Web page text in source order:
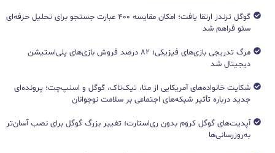
گوگل ترندز ارتقا یافت؛ امکان مقایسه ۴۰۰ عبارت جستجو برای تحلیل حرفه‌ای
سئو فراهم شد
مرگ تدریجی بازی‌های فیزیکی؛ ۸۲ درصد فروش بازی‌های پلی‌استیشن
دیجیتال شد
شکایت خانواده‌های آمریکایی از متا، تیک‌تاک، گوگل و اسنپ‌چت؛ پرونده‌ای
جدید درباره تأثیر شبکه‌های اجتماعی بر سلامت نوجوانان
آپدیت‌های گوگل کروم بدون ری‌استارت؛ تغییر بزرگ گوگل برای نصب آسان‌تر
به‌روزرسانی‌ها